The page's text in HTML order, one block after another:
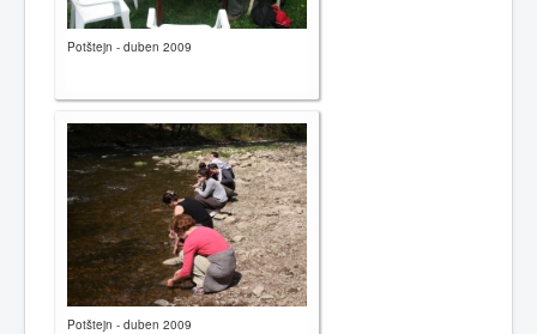
Potštejn - duben 2009
Potštejn - duben 2009